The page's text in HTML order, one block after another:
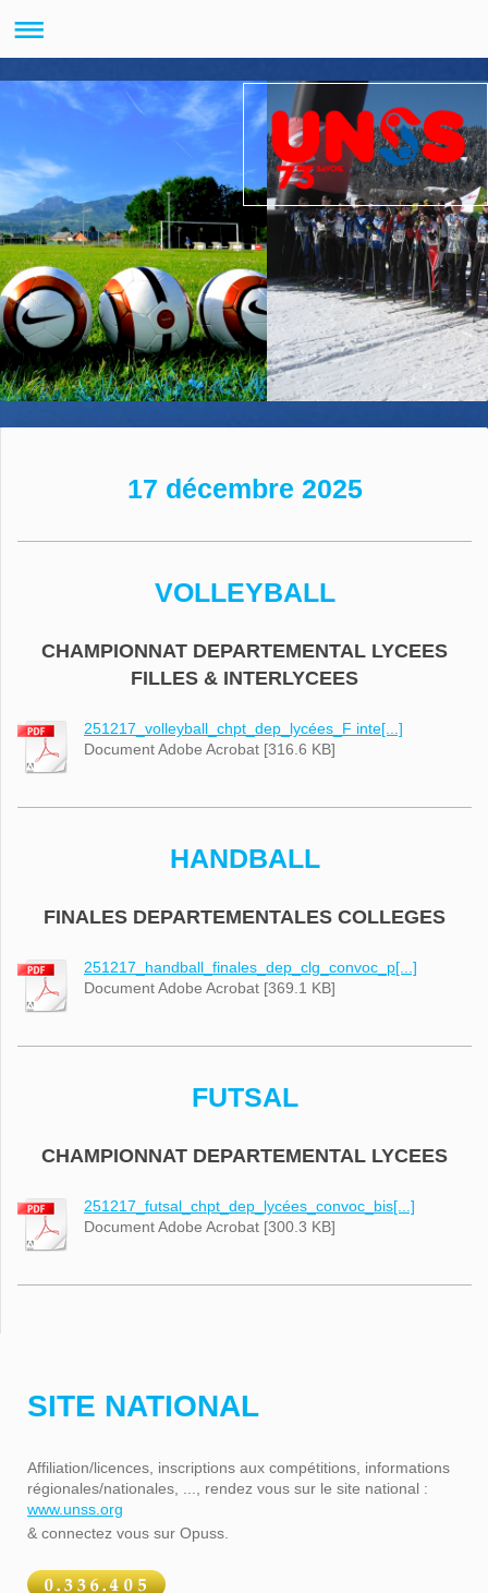
17 décembre 2025
VOLLEYBALL
CHAMPIONNAT DEPARTEMENTAL LYCEES
FILLES & INTERLYCEES
251217_volleyball_chpt_dep_lycées_F inte[...]
Document Adobe Acrobat [316.6 KB]
HANDBALL
FINALES DEPARTEMENTALES COLLEGES
251217_handball_finales_dep_clg_convoc_p[...]
Document Adobe Acrobat [369.1 KB]
FUTSAL
CHAMPIONNAT DEPARTEMENTAL LYCEES
251217_futsal_chpt_dep_lycées_convoc_bis[...]
Document Adobe Acrobat [300.3 KB]
SITE NATIONAL
Affiliation/licences, inscriptions aux compétitions, informations
régionales/nationales, ..., rendez vous sur le site national :
www.unss.org
& connectez vous sur Opuss.